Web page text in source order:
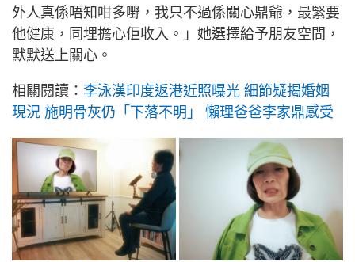
外人真係唔知咁多嘢，我只不過係關心鼎爺，最緊要
他健康，同埋擔心佢收入。」她選擇給予朋友空間，
默默送上關心。
相關閱讀： 李泳漢印度返港近照曝光 細節疑揭婚姻
現況 施明骨灰仍「下落不明」 懶理爸爸李家鼎感受